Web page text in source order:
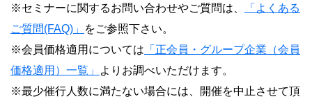
※セミナーに関するお問い合わせやご質問は、
「よくある
ご質問(FAQ)」
をご参照下さい。
※会員価格適用については 「正会員・グループ企業（会員
価格適用）一覧」
よりお調べいただけます。
※最少催行人数に満たない場合には、開催を中止させて頂